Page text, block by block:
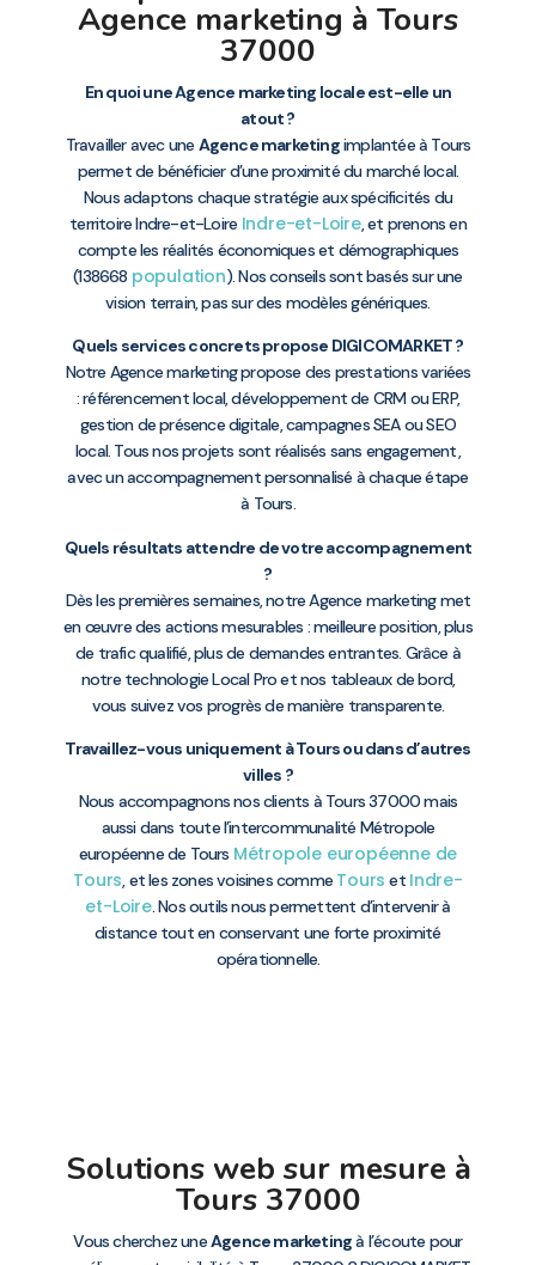
Agence marketing à Tours
37000
En quoi une Agence marketing locale est-elle un
atout ?
Travailler avec une Agence marketingimplantée à Tours
permet de bénéficier d’une proximité du marché local.
Nous adaptons chaque stratégie aux spécificités du
territoire Indre-et-Loire Indre-et-Loire, et prenons en
compte les réalités économiques et démographiques
(138668 population). Nos conseils sont basés sur une
vision terrain, pas sur des modèles génériques.
Quels services concrets propose DIGICOMARKET ?
Notre Agence marketing propose des prestations variées
: référencement local, développement de CRM ou ERP,
gestion de présence digitale, campagnes SEA ou SEO
local. Tous nos projets sont réalisés sans engagement,
avec un accompagnement personnalisé à chaque étape
à Tours.
Quels résultats attendre de votre accompagnement
?
Dès les premières semaines, notre Agence marketing met
en œuvre des actions mesurables : meilleure position, plus
de trafic qualifié, plus de demandes entrantes. Grâce à
notre technologie Local Pro et nos tableaux de bord,
vous suivez vos progrès de manière transparente.
Travaillez-vous uniquement à Tours ou dans d’autres
villes ?
Nous accompagnons nos clients à Tours 37000 mais
aussi dans toute l’intercommunalité Métropole
européenne de Tours Métropole européenne de
Tours, et les zones voisines comme Tours et Indre-
et-Loire. Nos outils nous permettent d’intervenir à
distance tout en conservant une forte proximité
opérationnelle.
Solutions web sur mesure à
Tours 37000
Vous cherchez uneAgence marketingà l’écoute pour